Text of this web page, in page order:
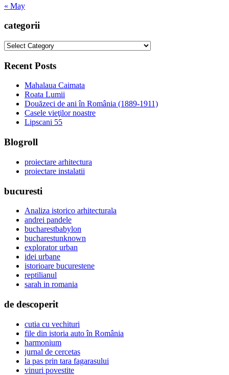
« May
categorii
categorii
Recent Posts
Mahalaua Caimata
Roata Lumii
Douăzeci de ani în România (1889-1911)
Casele vieţilor noastre
Lipscani 55
Blogroll
proiectare arhitectura
proiectare instalatii
bucuresti
Analiza istorico arhitecturala
andrei pandele
bucharestbabylon
bucharestunknown
explorator urban
idei urbane
istorioare bucurestene
reptilianul
sarah in romania
de descoperit
cutia cu vechituri
file din istoria auto în România
harmonium
jurnal de cercetas
la pas prin tara fagarasului
vinuri povestite